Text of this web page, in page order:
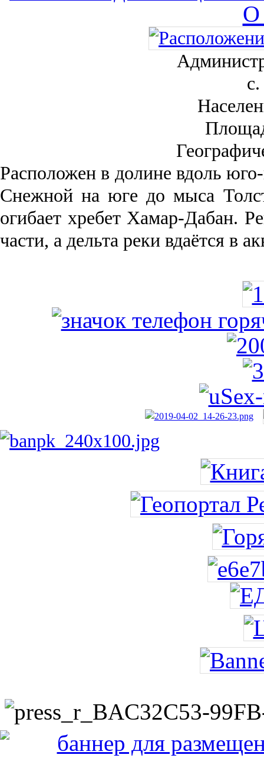
О
Рас­положен в долине вдоль
Снежной на юге до мыса
огибает хребет Хамар-Дабан.
части, а дельта реки вда­ётся в